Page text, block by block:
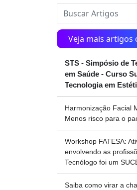
Veja mais artigos
STS - Simpósio de
em Saúde - Curso
Tecnologia em
Harmonização Facial
Menos risco para o
Workshop FATESA:
envolvendo as
Tecnólogo foi um
Saiba como virar a